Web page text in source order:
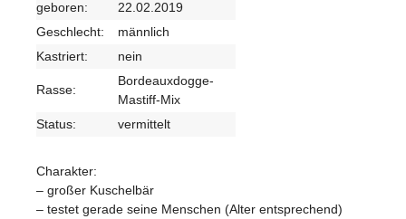
geboren:
22.02.2019
Geschlecht:
männlich
Kastriert:
nein
Rasse:
Bordeauxdogge-
Mastiff-Mix
Status:
vermittelt
Charakter:
– großer Kuschelbär
– testet gerade seine Menschen (Alter entsprechend)